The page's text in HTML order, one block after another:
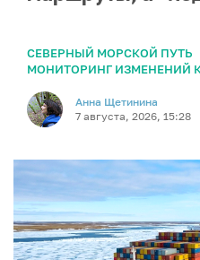
СЕВЕРНЫЙ МОРСКОЙ ПУТЬ
МОНИТОРИНГ ИЗМЕНЕНИЙ
Анна Щетинина
7 августа, 2026, 15:28